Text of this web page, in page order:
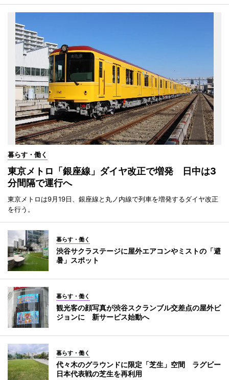
暮らす・働く
東京メトロ「銀座線」ダイヤ改正で増発 日中は3
分間隔で運行へ
東京メトロは9月19日、銀座線と丸ノ内線で列車を増発するダイヤ改正
を行う。
暮らす・働く
渋谷サクラステージに屋外エアコンやミストの「避
暑」スポット
暮らす・働く
観光客の顔写真が渋谷スクランブル交差点の屋外ビ
ジョンに 新サービス始動へ
暮らす・働く
代々木のグラウンドに限定「芝生」空間 ラグビー
日本代表戦の芝生を再利用